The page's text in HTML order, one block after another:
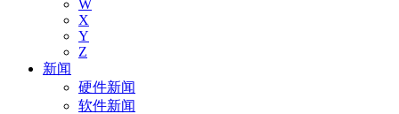
W
X
Y
Z
新闻
硬件新闻
软件新闻